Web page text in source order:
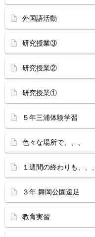
外国語活動
研究授業③
研究授業②
研究授業①
５年三浦体験学習
色々な場所で、、、
１週間の終わりも、、、
３年 舞岡公園遠足
教育実習